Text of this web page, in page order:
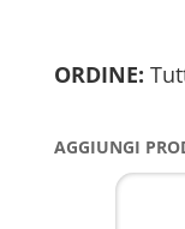
ORDINE:
AGGIUNGI